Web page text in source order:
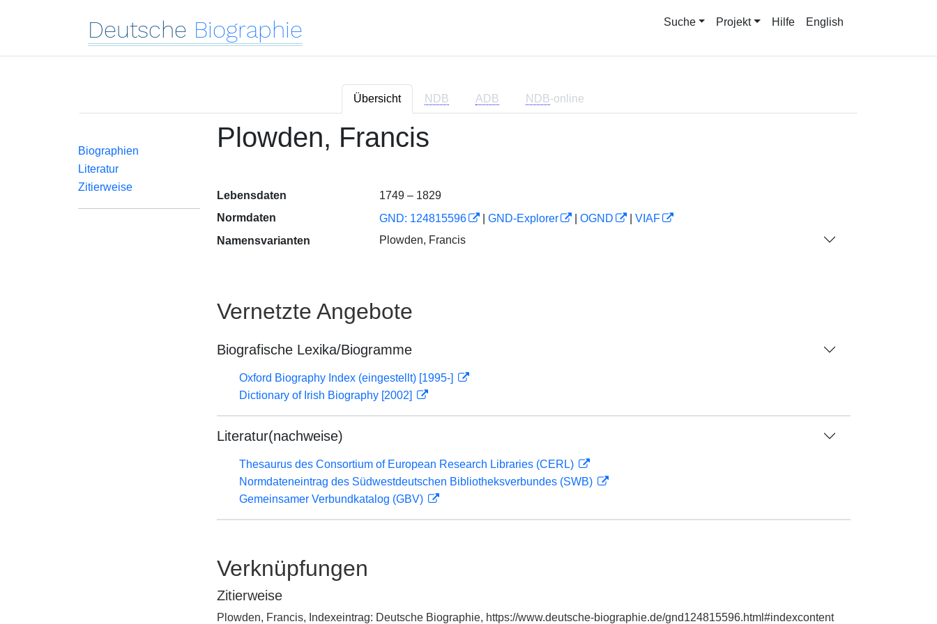
Deutsche Biographie Suche Projekt Hilfe English
Übersicht NDB ADB NDB-online
Biographien
Literatur
Zitierweise
Plowden, Francis
Lebensdaten
1749 – 1829
Normdaten
GND: 124815596 GND-Explorer OGND
VIAF
Namensvarianten
Plowden, Francis
Vernetzte Angebote
Biografische Lexika/Biogramme
Oxford Biography Index (eingestellt) [1995-]
Dictionary of Irish Biography [2002]
Literatur(nachweise)
Thesaurus des Consortium of European Research Libraries (CERL)
Normdateneintrag des Südwestdeutschen Bibliotheksverbundes (SWB)
Gemeinsamer Verbundkatalog (GBV)
Verknüpfungen
Zitierweise
Plowden, Francis, Indexeintrag: Deutsche Biographie, https://www.deutsche-biographie.de/gnd124815596.html#indexcontent